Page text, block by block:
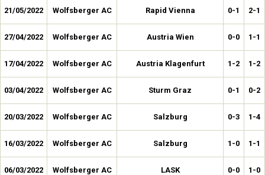
21/05/2022 Wolfsberger AC Rapid Vienna 0-1 2-1
27/04/2022 Wolfsberger AC Austria Wien 0-0 1-1
17/04/2022 Wolfsberger AC Austria Klagenfurt 1-2 1-2
03/04/2022 Wolfsberger AC Sturm Graz 0-1 0-2
20/03/2022 Wolfsberger AC Salzburg 0-3 1-4
16/03/2022 Wolfsberger AC Salzburg 1-0 1-1
06/03/2022 Wolfsberger AC LASK 0-0 1-0